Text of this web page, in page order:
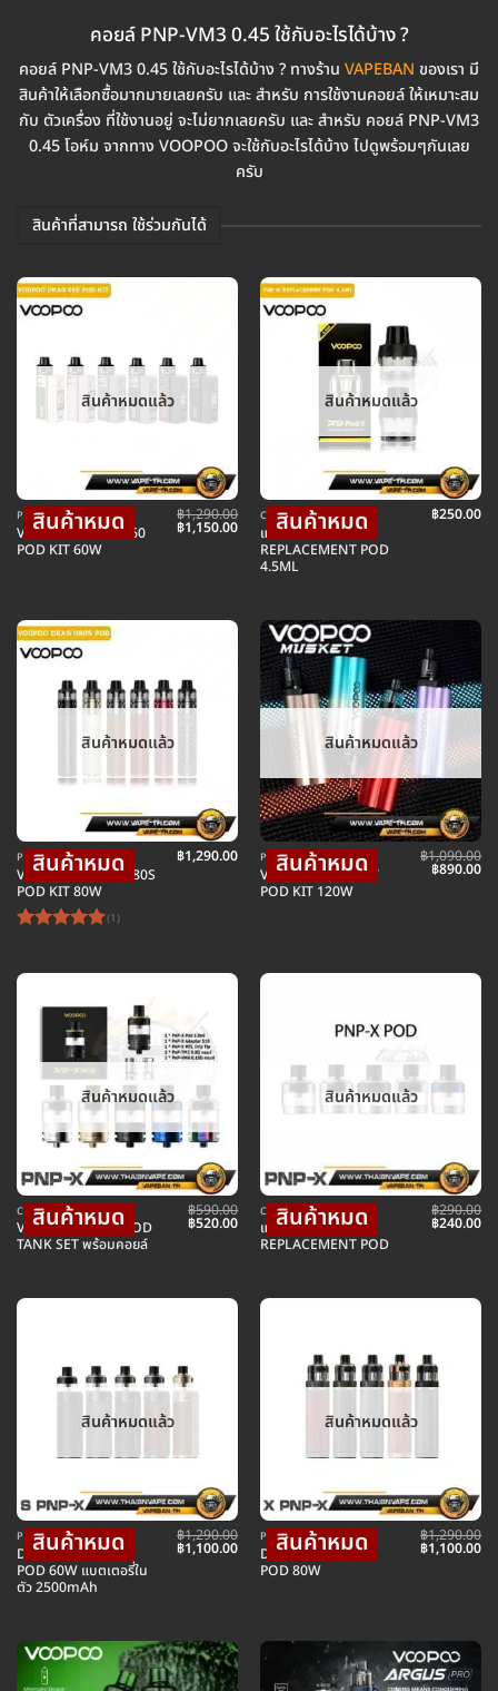
คอยล์ PNP-VM3 0.45 ใช้กับอะไรได้บ้าง ?
คอยล์ PNP-VM3 0.45 ใช้กับอะไรได้บ้าง ? ทางร้าน VAPEBAN ของเรา มี
สินค้าให้เลือกซื้อมากมายเลยครับ และ สำหรับ การใช้งานคอยล์ ให้เหมาะสม
กับ ตัวเครื่อง ที่ใช้งานอยู่ จะไม่ยากเลยครับ และ สำหรับ คอยล์ PNP-VM3
0.45 โอห์ม จากทาง VOOPOO จะใช้กับอะไรได้บ้าง ไปดูพร้อมๆกันเลย
ครับ
สินค้าที่สามารถ ใช้ร่วมกันได้
สินค้าหมดแล้ว
POD พอตบุหรี่ไฟฟ้า
VOOPOO DRAG E60
POD KIT 60W
฿1,290.00
Original
price
฿1,150.00Current
price
฿1,150.00.
สินค้าหมดแล้ว
COIL คอยล์บุหรี่ไฟฟ้า
แท็งค์สำรอง PNP II
REPLACEMENT POD
4.5ML
฿250.00
สินค้าหมดแล้ว
POD พอตบุหรี่ไฟฟ้า
VOOPOO DRAG H80S
POD KIT 80W
5 คะแนน
(1)
฿1,290.00
สินค้าหมดแล้ว
POD พอตบุหรี่ไฟฟ้า
VOOPOO MUSKET
POD KIT 120W
฿1,090.00
Original
฿890.00
สินค้าหมดแล้ว
COIL คอยล์บุหรี่ไฟฟ้า
VOOPOO PNP-X POD
TANK SET พร้อมคอยล์
฿590.00
Original
price
฿520.00Current
price
สินค้าหมดแล้ว
COIL คอยล์บุหรี่ไฟฟ้า
แท็งค์สำรอง PNP-X
REPLACEMENT POD
฿290.00
Original
price
฿240.00
สินค้าหมดแล้ว
POD พอตบุหรี่ไฟฟ้า
DRAG S PNP-X KIT
POD 60W แบตเตอรี่ใน
ตัว 2500mAh
฿1,290.00
Original
price
฿1,100.00Current
price
สินค้าหมดแล้ว
POD พอตบุหรี่ไฟฟ้า
DRAG X PNP-X KIT
POD 80W
฿1,290.00
Original
price
฿1,100.00